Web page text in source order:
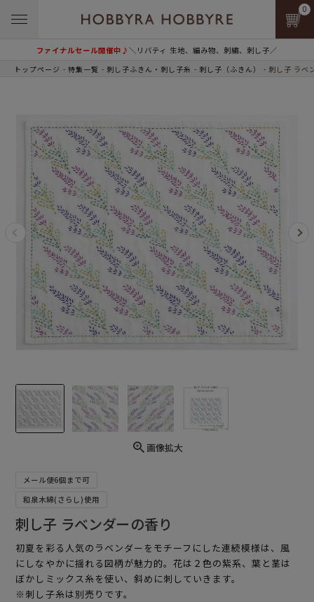
ファイナルセール開催中♪＼リバティ 生地、編み物、刺繍、刺し子／
0
トップページ 特集一覧 刺し子ふきん・刺し子糸 刺し子（ふきん） 刺し子 ラベ
画像拡大
メール便6個まで可
和泉木綿(さらし)使用
刺し子 ラベンダーの香り
初夏を彩る人気のラベンダーをモチーフにした連続模様は、風
にしなやかに揺れる図柄が魅力的。花は２色の紫系、葉と茎は
ぼかしミックス糸を使い、斜めに刺していきます。
※刺し子糸は別売りです。